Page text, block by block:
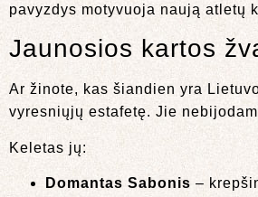
pavyzdys motyvuoja naują atletų
Jaunosios kartos
Ar žinote, kas šiandien yra
vyresniųjų estafetę. Jie
Keletas jų:
Domantas Sabonis –